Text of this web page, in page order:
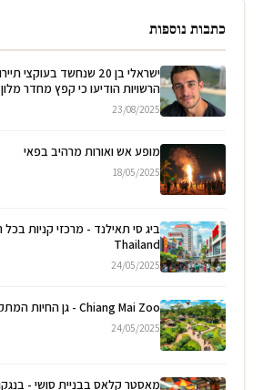
כתבות נוספות
ישראלי בן 20 שנחשד
הרשויות הודיעו כי קפץ מחדר מלון
23/08/2025
מופע אש ואורות מרהיב בפאי
18/05/2025
Thailand
24/05/2025
Chiang Mai Zoo - גן החיות המתקדם בצפון תאילנד
24/05/2025
מאסטר קלאס בבניית סושי -